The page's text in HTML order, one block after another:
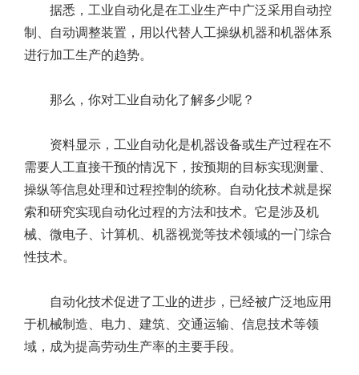
据悉，工业自动化是在工业生产中广泛采用自动控
制、自动调整装置，用以代替人工操纵机器和机器体系
进行加工生产的趋势。
那么，你对工业自动化了解多少呢？
资料显示，工业自动化是机器设备或生产过程在不
需要人工直接干预的情况下，按预期的目标实现测量、
操纵等信息处理和过程控制的统称。自动化技术就是探
索和研究实现自动化过程的方法和技术。它是涉及机
械、微电子、计算机、机器视觉等技术领域的一门综合
性技术。
自动化技术促进了工业的进步，已经被广泛地应用
于机械制造、电力、建筑、交通运输、信息技术等领
域，成为提高劳动生产率的主要手段。